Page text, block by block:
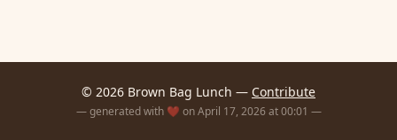
© 2026 Brown Bag Lunch — Contribute
— generated with ❤️ on April 17, 2026 at 00:01 —